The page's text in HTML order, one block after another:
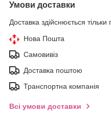
Умови доставки
Доставка здійснюється
Нова Пошта
Самовивіз
Доставка поштою
Транспортна компанія
Всі умови доставки